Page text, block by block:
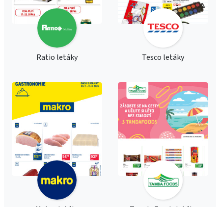
Ratio letáky Tesco letáky